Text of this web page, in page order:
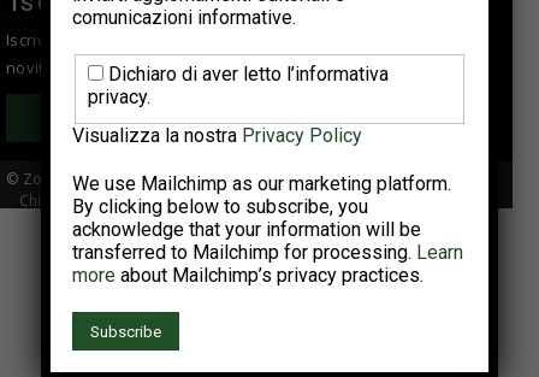
Iscriviti alla newsletter per essere sempre informato sulle
novità del settore avicolo!
© Zootecnica
Chi siamo
Abbonati Newsletter Pubblicità
comunicazioni informative.
Dichiaro di aver letto l’informativa
privacy.
Visualizza la nostra Privacy Policy
We use Mailchimp as our marketing platform.
By clicking below to subscribe, you
acknowledge that your information will be
transferred to Mailchimp for processing. Learn
more about Mailchimp’s privacy practices.